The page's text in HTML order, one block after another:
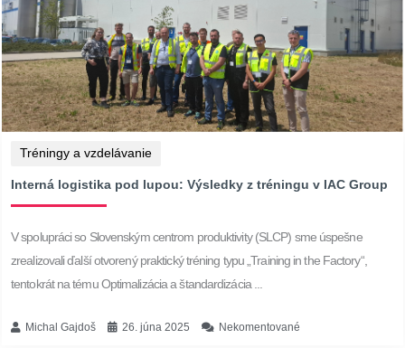
Tréningy a vzdelávanie
Interná logistika pod lupou: Výsledky z tréningu v IAC Group
V spolupráci so Slovenským centrom produktivity (SLCP) sme úspešne
zrealizovali ďalší otvorený praktický tréning typu „Training in the Factory“,
tentokrát na tému Optimalizácia a štandardizácia ...
Michal Gajdoš 26. júna 2025 Nekomentované